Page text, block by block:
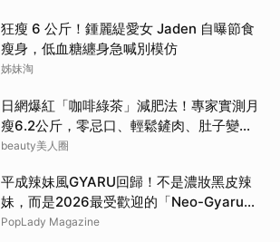
狂瘦 6 公斤！鍾麗緹愛女 Jaden 自曝節食
瘦身，低血糖纏身急喊別模仿
姊妹淘
日網爆紅「咖啡綠茶」減肥法！專家實測月
瘦6.2公斤，零忌口、輕鬆鏟肉、肚子變
小！
beauty美人圈
平成辣妹風GYARU回歸！不是濃妝黑皮辣
妹，而是2026最受歡迎的「Neo-Gyaru」
穿搭，把平成DNA穿進日常
PopLady Magazine